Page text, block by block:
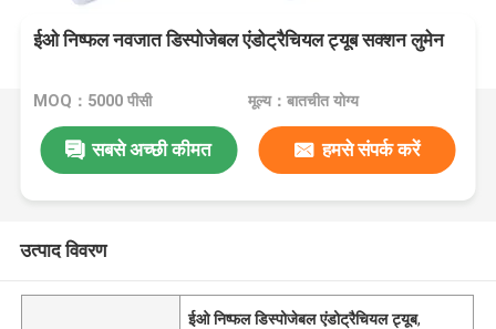
ईओ निष्फल नवजात डिस्पोजेबल एंडोट्रैचियल ट्यूब सक्शन लुमेन
MOQ：5000 पीसी मूल्य：बातचीत योग्य
सबसे अच्छी कीमत हमसे संपर्क करें
उत्पाद विवरण
ईओ निष्फल डिस्पोजेबल एंडोट्रैचियल ट्यूब,